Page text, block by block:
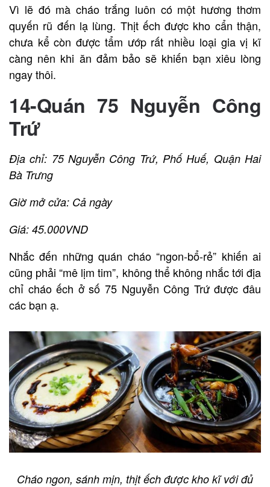
Vì lẽ đó mà cháo trắng luôn có một hương thơm
quyến rũ đến lạ lùng. Thịt ếch được kho cẩn thận,
chưa kể còn được tẩm ướp rất nhiều loại gia vị kĩ
càng nên khi ăn đảm bảo sẽ khiến bạn xiêu lòng
ngay thôi.
14-Quán 75 Nguyễn Công
Trứ
Địa chỉ: 75 Nguyễn Công Trứ, Phố Huế, Quận Hai
Bà Trưng
Giờ mở cửa: Cả ngày
Giá: 45.000VND
Nhắc đến những quán cháo “ngon-bổ-rẻ” khiến ai
cũng phải “mê lịm tim”, không thể không nhắc tới địa
chỉ cháo ếch ở số 75 Nguyễn Công Trứ được đâu
các bạn ạ.
Cháo ngon, sánh mịn, thịt ếch được kho kĩ với đủ